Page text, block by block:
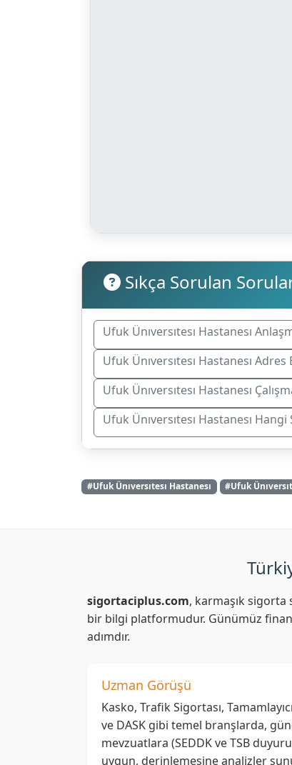
Sıkça Sorulan
Ufuk Ünıversıtesı Hastanesı
Ufuk Ünıversıtesı Hastanesı
Ufuk Ünıversıtesı Hastanesı
Ufuk Ünıversıtesı Hastanesı
#Ufuk Ünıversıtesı Hastanesı #Ufuk
sigortaciplus.com, karmaşık sigorta
bir bilgi platformudur. Günümüz
adımdır.
Uzman Görüşü
Kasko, Trafik Sigortası,
ve DASK gibi temel branşlarda,
mevzuatlara (SEDDK ve TSB
uygun, derinlemesine analizler